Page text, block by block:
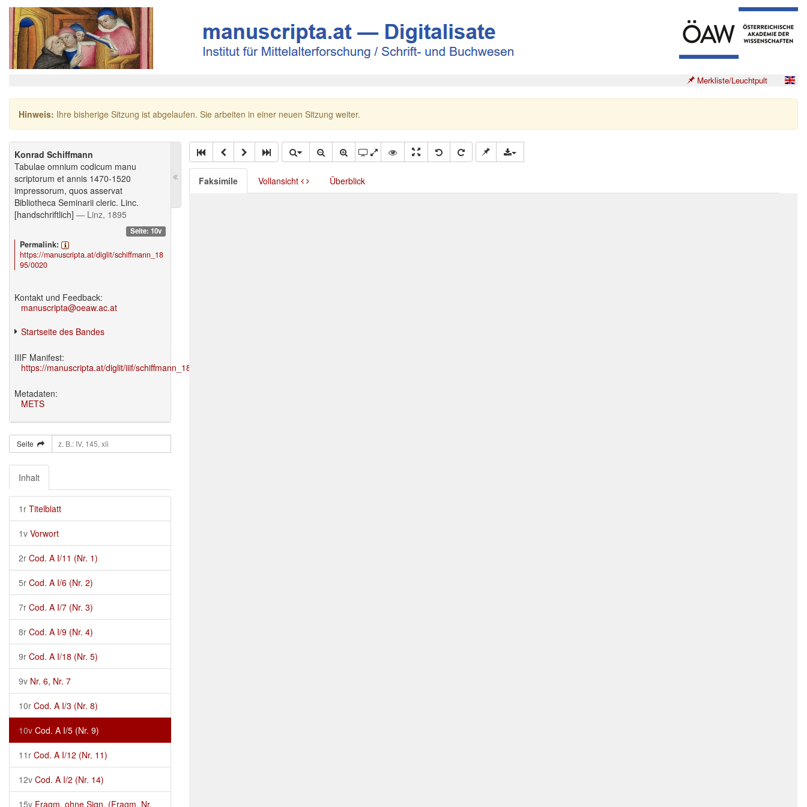
Merkliste/Leuchtpult
Hinweis: Ihre bisherige Sitzung ist abgelaufen. Sie arbeiten in einer neuen Sitzung weiter.
Konrad Schiffmann
Tabulae omnium codicum manu
scriptorum et annis 1470-1520
impressorum, quos asservat
Bibliotheca Seminarii cleric. Linc.
[handschriftlich] — Linz, 1895
Seite: 10v
Permalink:
https://manuscripta.at/diglit/schiffmann_18
95/0020
Kontakt und Feedback:
manuscripta@oeaw.ac.at
Startseite des Bandes
IIIF Manifest:
https://manuscripta.at/diglit/iiif/schiffmann_1895/manifest.json
Metadaten:
METS
Seite
Inhalt
1r Titelblatt
1v Vorwort
2r Cod. A I/11 (Nr. 1)
5r Cod. A I/6 (Nr. 2)
7r Cod. A I/7 (Nr. 3)
8r Cod. A I/9 (Nr. 4)
9r Cod. A I/18 (Nr. 5)
9v Nr. 6, Nr. 7
10r Cod. A I/3 (Nr. 8)
10v Cod. A I/5 (Nr. 9)
11r Cod. A I/12 (Nr. 11)
12v Cod. A I/2 (Nr. 14)
15v Fragm. ohne Sign. (Fragm. Nr.
Faksimile Vollansicht Überblick